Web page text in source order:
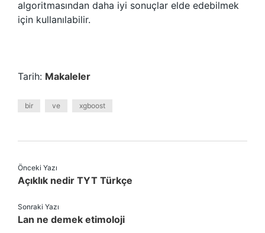
algoritmasından daha iyi sonuçlar elde edebilmek
için kullanılabilir.
Tarih: Makaleler
bir ve xgboost
Önceki Yazı
Açıklık nedir TYT Türkçe
Sonraki Yazı
Lan ne demek etimoloji